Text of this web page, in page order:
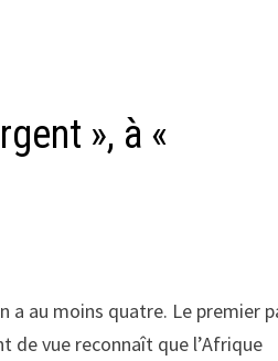
», à «
a au moins quatre. Le premier
de vue reconnaît que l’Afrique